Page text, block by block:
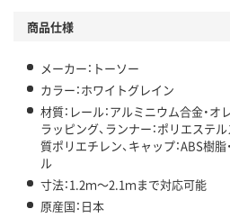
商品仕様
メーカー：トーソー
カラー：ホワイトグレイン
材質：レール：アルミニウム合金・
ラッピング、ランナー：ポリエステ
質ポリエチレン、キャップ：ABS樹脂
ル
寸法：1.2ｍ～2.1ｍまで対応可能
原産国：日本